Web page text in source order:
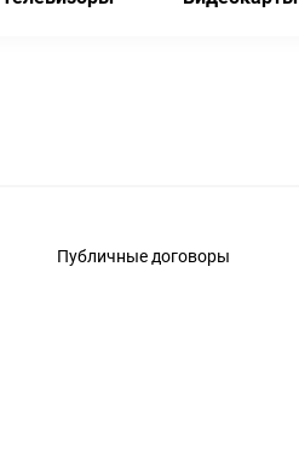
Публичные договоры